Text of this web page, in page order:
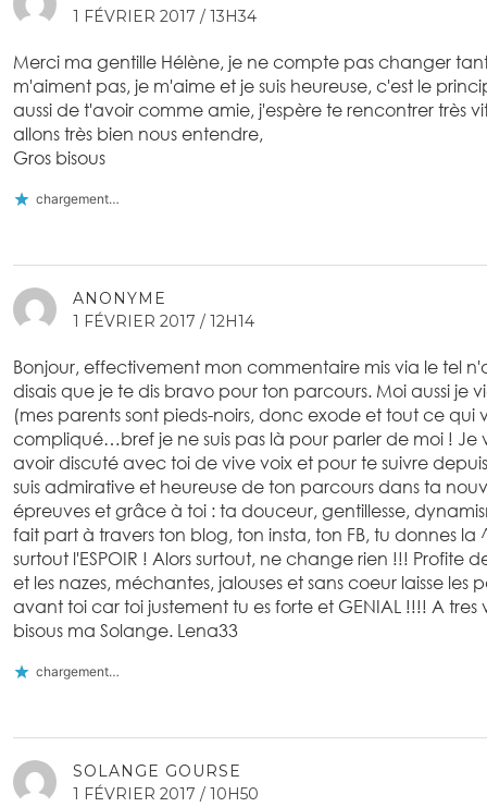
1 FÉVRIER 2017 / 13H34
Merci ma gentille Hélène, je ne compte pas changer
m'aiment pas, je m'aime et je suis heureuse, c'est le
aussi de t'avoir comme amie, j'espère te rencontrer très
allons très bien nous entendre,
Gros bisous
chargement…
ANONYME
1 FÉVRIER 2017 / 12H14
Bonjour, effectivement mon commentaire mis via le tel
disais que je te dis bravo pour ton parcours. Moi aussi je
(mes parents sont pieds-noirs, donc exode et tout ce
compliqué…bref je ne suis pas là pour parler de moi ! Je
avoir discuté avec toi de vive voix et pour te suivre
suis admirative et heureuse de ton parcours dans ta
épreuves et grâce à toi : ta douceur, gentillesse,
fait part à travers ton blog, ton insta, ton FB, tu donnes
surtout l'ESPOIR ! Alors surtout, ne change rien !!! Profite
et les nazes, méchantes, jalouses et sans coeur laisse les
avant toi car toi justement tu es forte et GENIAL !!!! A tres
bisous ma Solange. Lena33
chargement…
SOLANGE GOURSE
1 FÉVRIER 2017 / 10H50